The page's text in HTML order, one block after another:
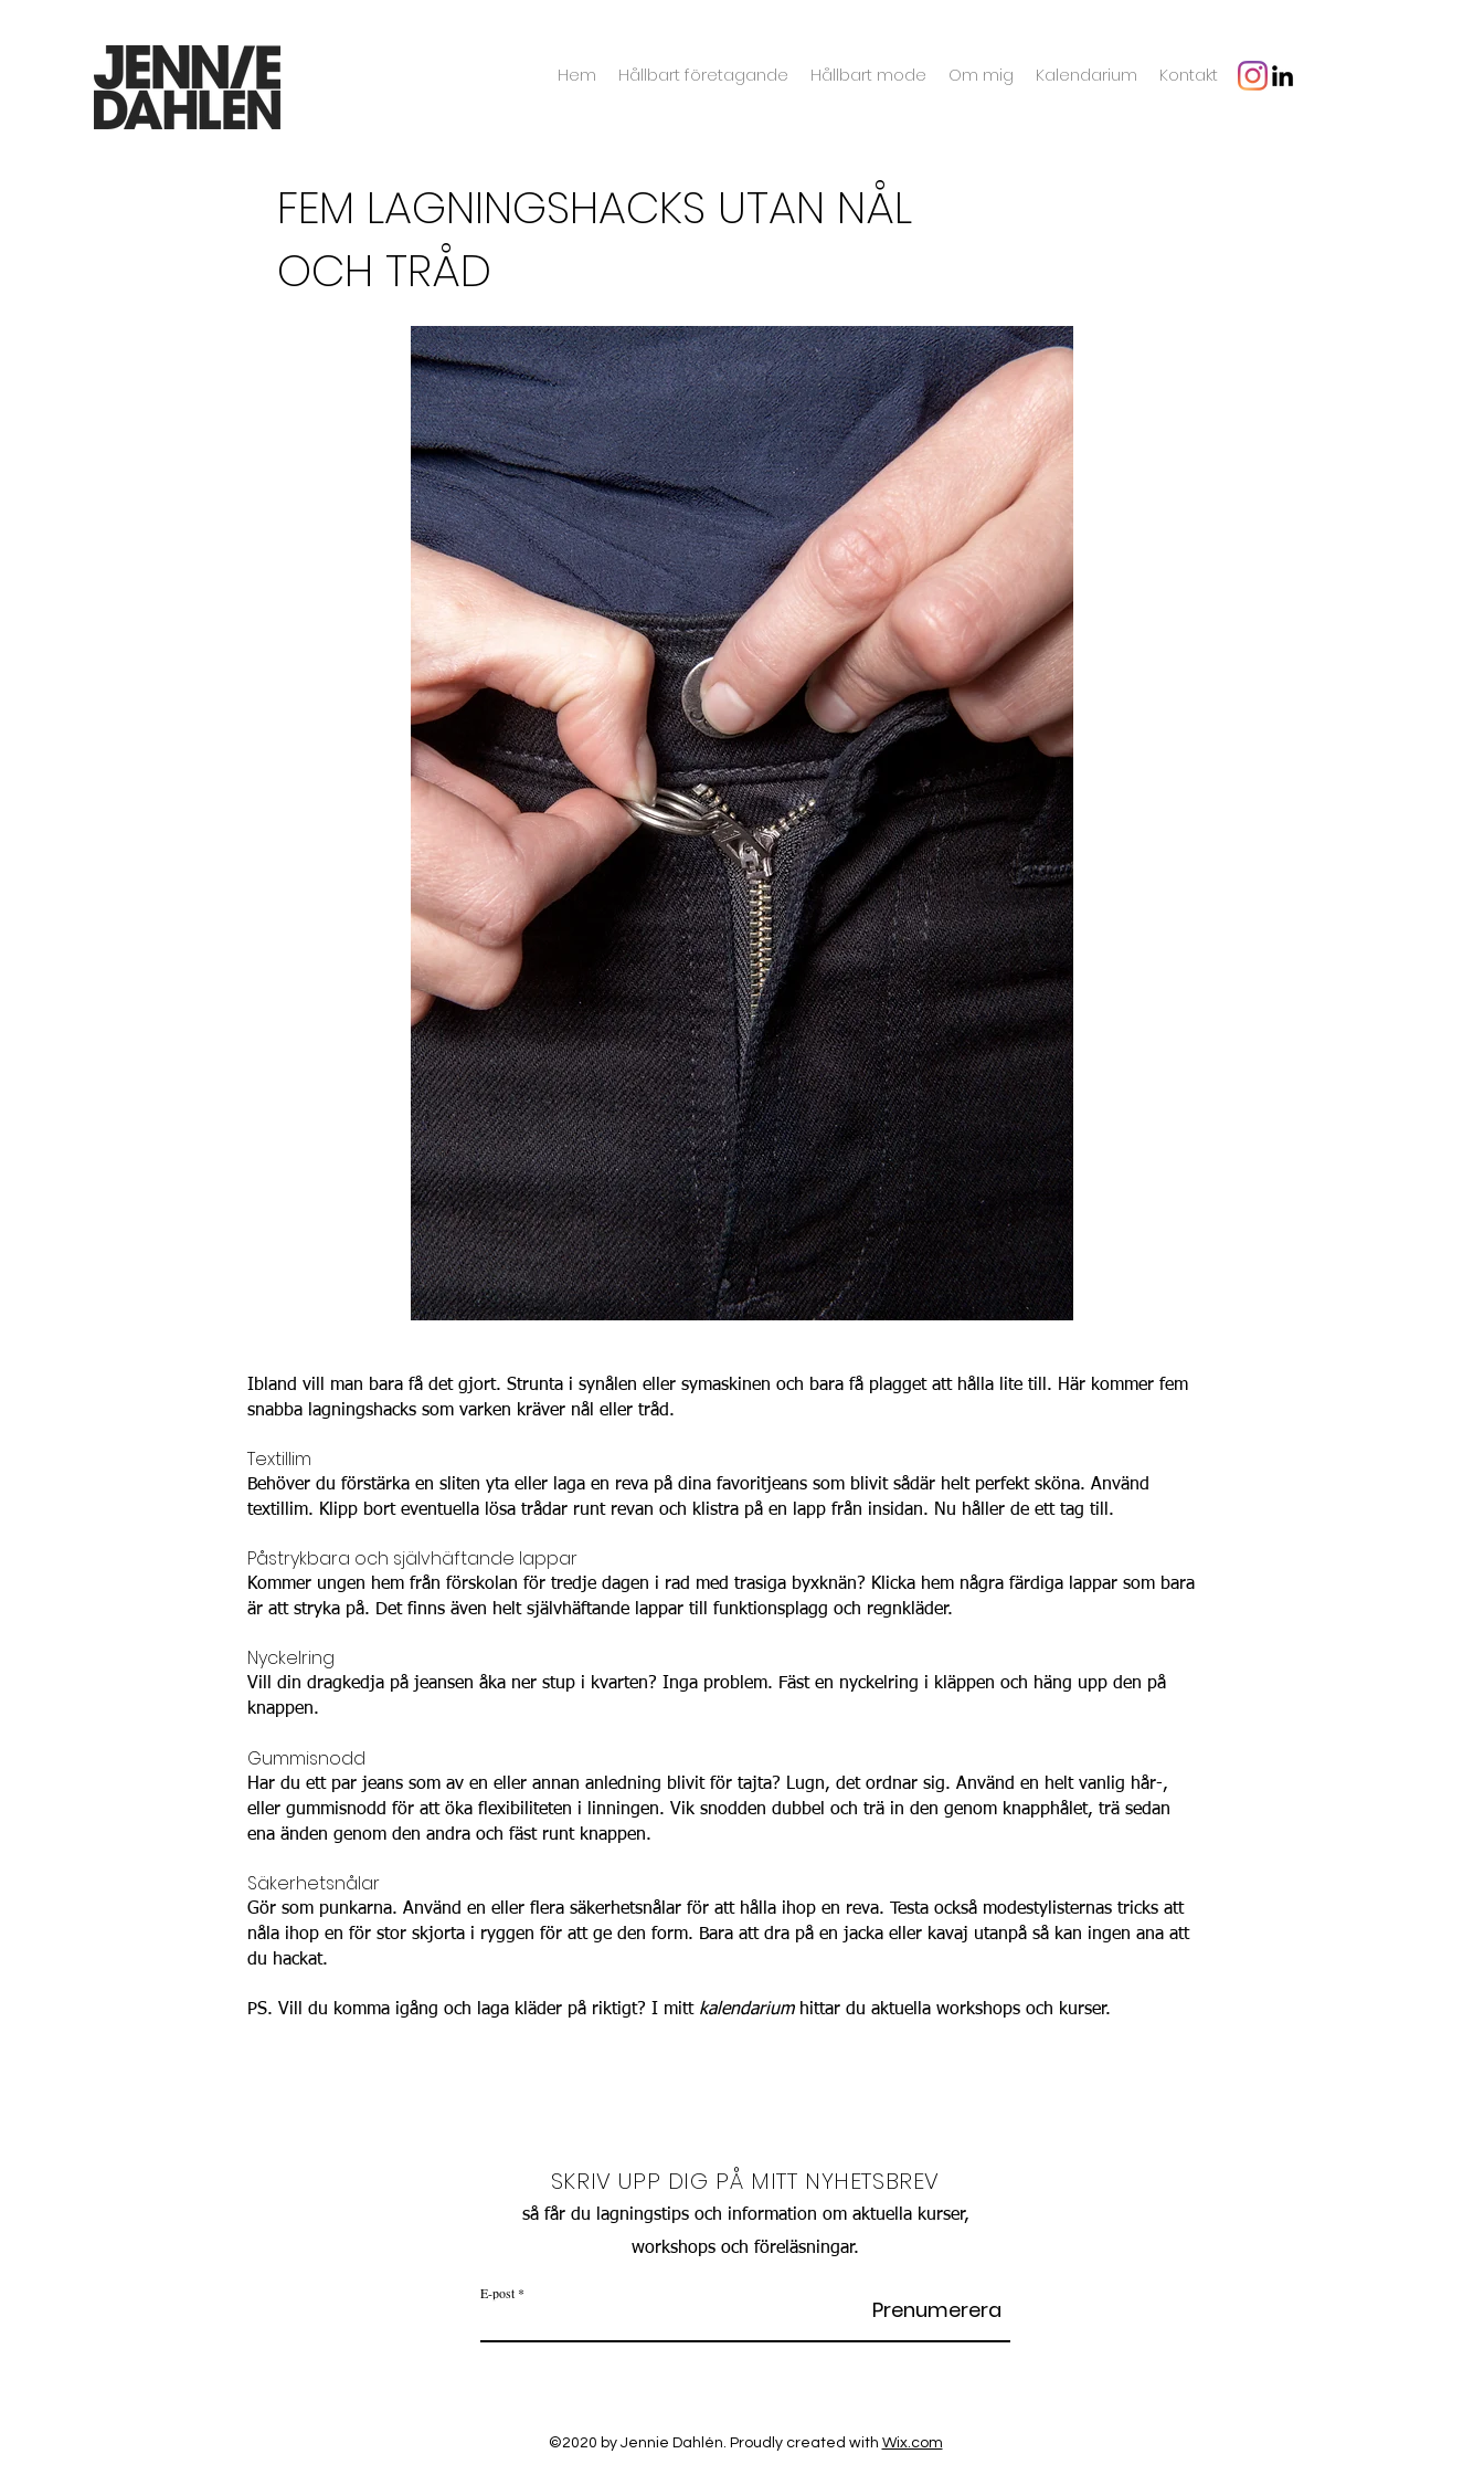
Hem Hållbart företagande Hållbart mode Om mig Kalendarium Kontakt
FEM LAGNINGSHACKS UTAN NÅL
OCH TRÅD
Ibland vill man bara få det gjort. Strunta i synålen eller symaskinen och bara få plagget att hålla lite till. Här kommer fem
snabba lagningshacks som varken kräver nål eller tråd.
Textillim
Behöver du förstärka en sliten yta eller laga en reva på dina favoritjeans som blivit sådär helt perfekt sköna. Använd
textillim. Klipp bort eventuella lösa trådar runt revan och klistra på en lapp från insidan. Nu håller de ett tag till.
Påstrykbara och självhäftande lappar
Kommer ungen hem från förskolan för tredje dagen i rad med trasiga byxknän? Klicka hem några färdiga lappar som bara
är att stryka på. Det finns även helt självhäftande lappar till funktionsplagg och regnkläder.
Nyckelring
Vill din dragkedja på jeansen åka ner stup i kvarten? Inga problem. Fäst en nyckelring i kläppen och häng upp den på
knappen.
Gummisnodd
Har du ett par jeans som av en eller annan anledning blivit för tajta? Lugn, det ordnar sig. Använd en helt vanlig hår-,
eller gummisnodd för att öka flexibiliteten i linningen. Vik snodden dubbel och trä in den genom knapphålet, trä sedan
ena änden genom den andra och fäst runt knappen.
Säkerhetsnålar
Gör som punkarna. Använd en eller flera säkerhetsnålar för att hålla ihop en reva. Testa också modestylisternas tricks att
nåla ihop en för stor skjorta i ryggen för att ge den form. Bara att dra på en jacka eller kavaj utanpå så kan ingen ana att
du hackat.
PS. Vill du komma igång och laga kläder på riktigt? I mitt kalendariumhittar du aktuella workshops och kurser.
SKRIV UPP DIG PÅ MITT NYHETSBREV
så får du lagningstips och information om aktuella kurser,
workshops och föreläsningar.
E-post
Prenumerera
©2020 by Jennie Dahlén. Proudly created with Wix.com